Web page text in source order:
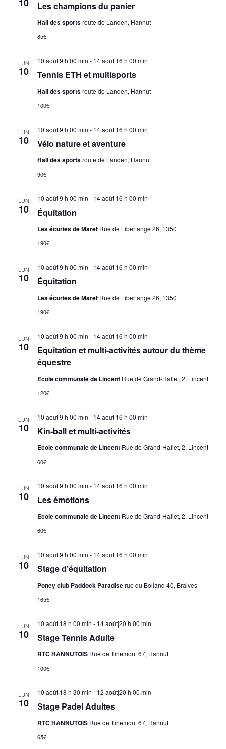
Les champions du panier
Hall des sportsroute de Landen, Hannut
85€
LUN
10 Tennis ETH et multisports
10 août|9 h 00 min - 14 août|16 h 00 min
Hall des sportsroute de Landen, Hannut
100€
LUN
10 Vélo nature et aventure
10 août|9 h 00 min - 14 août|16 h 00 min
Hall des sportsroute de Landen, Hannut
90€
LUN
10 Équitation
10 août|9 h 00 min - 14 août|16 h 00 min
Les écuries de Maret Rue de Libertange 26, 1350
190€
LUN
10 Équitation
10 août|9 h 00 min - 14 août|16 h 00 min
Les écuries de Maret Rue de Libertange 26, 1350
190€
LUN
10
Equitation et multi-activités autour du thème
équestre
10 août|9 h 00 min - 14 août|16 h 00 min
Ecole communale de Lincent Rue de Grand-Hallet, 2, Lincent
120€
LUN
10 Kin-ball et multi-activités
10 août|9 h 00 min - 14 août|16 h 00 min
Ecole communale de Lincent Rue de Grand-Hallet, 2, Lincent
60€
LUN
10 Les émotions
10 août|9 h 00 min - 14 août|16 h 00 min
Ecole communale de Lincent Rue de Grand-Hallet, 2, Lincent
60€
LUN
10 Stage d’équitation
10 août|9 h 00 min - 14 août|16 h 00 min
Poney club Paddock Paradiserue du Bolland 40, Braives
165€
LUN
10 Stage Tennis Adulte
10 août|18 h 00 min - 14 août|20 h 00 min
RTC HANNUTOIS Rue de Tirlemont 67, Hannut
100€
LUN
10 Stage Padel Adultes
10 août|18 h 30 min - 12 août|20 h 00 min
RTC HANNUTOIS Rue de Tirlemont 67, Hannut
65€